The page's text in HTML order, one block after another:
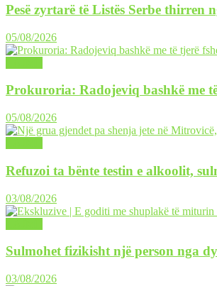
Pesë zyrtarë të Listës Serbe
05/08/2026
Prokuroria: Radojeviq bashkë me
05/08/2026
Refuzoi ta bënte testin e alkoolit,
03/08/2026
Sulmohet fizikisht një person nga
03/08/2026